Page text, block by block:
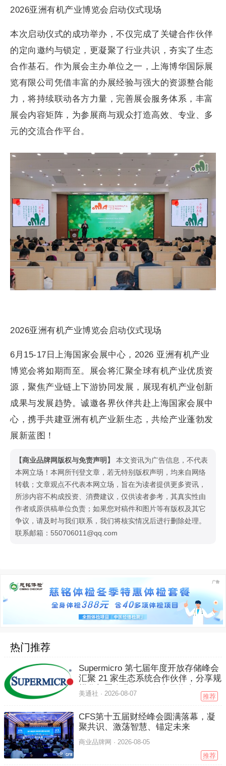
2026亚洲有机产业博览会启动仪式现场
本次启动仪式的成功举办，不仅完成了关键合作伙伴
的定向邀约与锁定，更凝聚了行业共识，夯实了生态
合作基石。作为展会主办单位之一，上海博华国际展
览有限公司凭借丰富的办展经验与强大的资源整合能
力，将持续联动各方力量，完善展会服务体系，丰富
展会内容矩阵，为参展商与观众打造高效、专业、多
元的交流合作平台。
2026亚洲有机产业博览会启动仪式现场
6月15-17日上海国家会展中心，2026 亚洲有机产业
博览会将如期而至。展会将汇聚全球有机产业优质资
源，聚焦产业链上下游协同发展，展现有机产业创新
成果与发展趋势。诚邀各界伙伴共赴上海国家会展中
心，携手共建亚洲有机产业新生态，共绘产业蓬勃发
展新蓝图！
【商业品牌网版权与免责声明】
本文资讯为广告信息，不代表
本网立场！本网所刊登文章，若无特别版权声明，均来自网络
转载；文章观点不代表本网立场，旨在为读者提供更多资讯，
所涉内容不构成投资、消费建议，仅供读者参考，其真实性由
作者或原供稿单位负责；如果您对稿件和图片等有版权及其它
争议，请及时与我们联系，我们将核实情况后进行删除处理。
联系邮箱：550706011@qq.com
热门推荐
Supermicro 第七届年度开放存储峰会
汇聚 21 家生态系统合作伙伴，分享规
模化部署企业级 AI 的实用指南
美通社 · 2026-08-07 推荐
CFS第十五届财经峰会圆满落幕，凝
聚共识、激荡智慧、锚定未来
商业品牌网 · 2026-08-05
推荐